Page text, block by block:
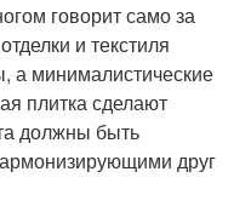
говорит само за
и текстиля
а минималистические
плитка сделают
должны быть
друг